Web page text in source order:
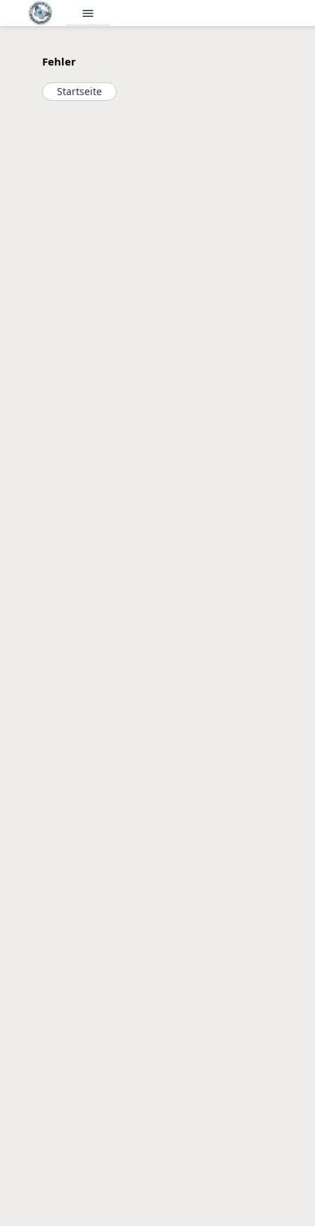
menu
Fehler
Startseite